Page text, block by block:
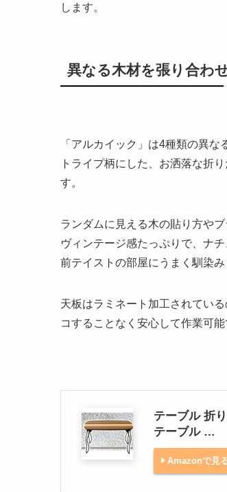
します。
異なる木材を張り合わ
「アルカイック」は4種類の異な
トライプ柄にした、お洒落な折
す。
ランダムに見える木の貼り方や
ヴィンテージ感たっぷりで、ナ
前テイストの部屋にうまく馴染み
天板はラミネート加工されてい
コすることなく安心して作業可能
テーブル 折
テーブル …
Amazonで見